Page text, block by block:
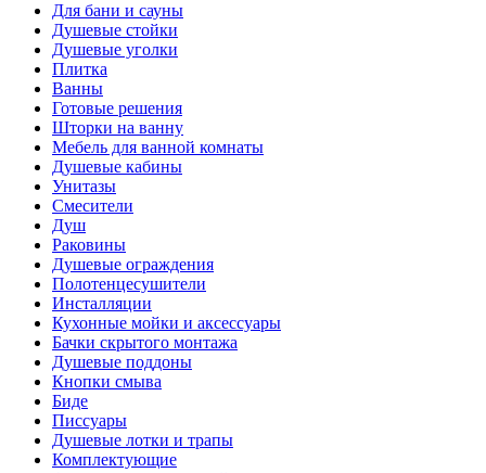
Для бани и сауны
Душевые стойки
Душевые уголки
Плитка
Ванны
Готовые решения
Шторки на ванну
Мебель для ванной комнаты
Душевые кабины
Унитазы
Смесители
Душ
Раковины
Душевые ограждения
Полотенцесушители
Инсталляции
Кухонные мойки и аксессуары
Бачки скрытого монтажа
Душевые поддоны
Кнопки смыва
Биде
Писсуары
Душевые лотки и трапы
Комплектующие